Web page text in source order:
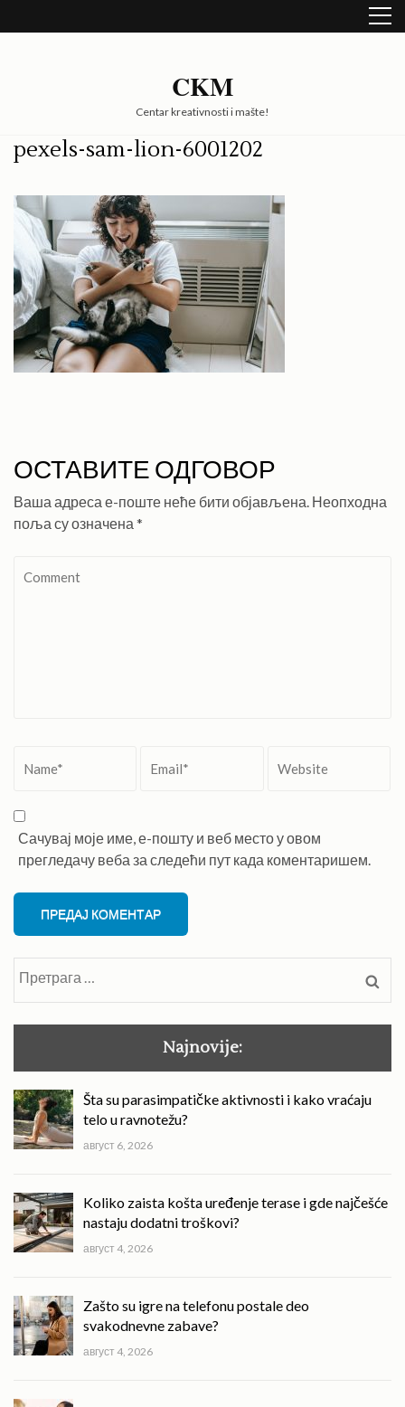
to
CKM
Centar kreativnosti i mašte!
pexels-sam-lion-6001202
ОСТАВИТЕ ОДГОВОР
Ваша адреса е-поште неће бити објављена. Неопходна
поља су означена *
Сачувај моје име, е-пошту и веб место у овом
прегледачу веба за следећи пут када коментаришем.
Najnovije:
Šta su parasimpatičke aktivnosti i kako vraćaju
telo u ravnotežu?
август 6, 2026
Koliko zaista košta uređenje terase i gde najčešće
nastaju dodatni troškovi?
август 4, 2026
Zašto su igre na telefonu postale deo
svakodnevne zabave?
август 4, 2026